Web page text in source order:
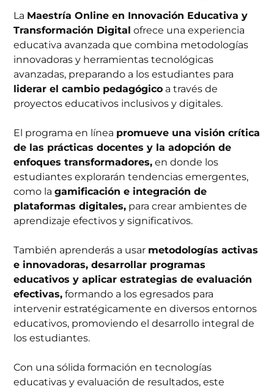
La Maestría Online en Innovación Educativa y
Transformación Digital ofrece una experiencia
educativa avanzada que combina metodologías
innovadoras y herramientas tecnológicas
avanzadas, preparando a los estudiantes para
liderar el cambio pedagógico a través de
proyectos educativos inclusivos y digitales.
El programa en línea promueve una visión crítica
de las prácticas docentes y la adopción de
enfoques transformadores, en donde los
estudiantes explorarán tendencias emergentes,
como lagamificación e integración de
plataformas digitales, para crear ambientes de
aprendizaje efectivos y significativos.
También aprenderás a usar metodologías activas
e innovadoras, desarrollar programas
educativos y aplicar estrategias de evaluación
efectivas, formando a los egresados para
intervenir estratégicamente en diversos entornos
educativos, promoviendo el desarrollo integral de
los estudiantes.
Con una sólida formación en tecnologías
educativas y evaluación de resultados, este